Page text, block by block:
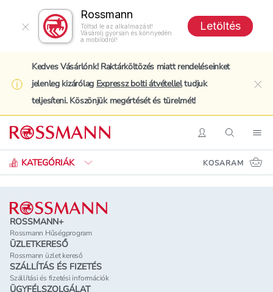
Rossmann
Töltsd le az alkalmazást!
Vásárolj gyorsan és könnyedén
a mobilodról!
Letöltés
Kedves Vásárlónk! Raktárköltözés miatt rendeléseinket
jelenleg kizárólag Expressz bolti átvételleltudjuk
teljesíteni. Köszönjük megértését és türelmét!
BelépésKeresés
KATEGÓRIÁK
Keresés
KOSARAM
Lábléc
ROSSMANN+
Rossmann Hűségprogram
ÜZLETKERESŐ
Rossmann üzlet kereső
SZÁLLÍTÁS ÉS FIZETÉS
Szállítási és fizetési információk
ÜGYFÉLSZOLGÁLAT